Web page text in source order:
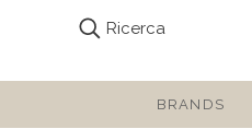
Ricerca
BRANDS